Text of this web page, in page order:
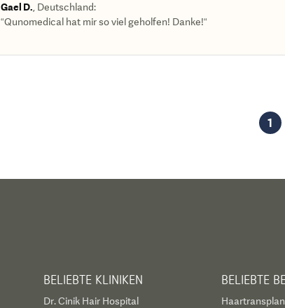
Gael D. Deutschland:
“Qunomedical hat mir so viel geholfen! Danke!“
1
BELIEBTE KLINIKEN
Dr. Cinik Hair Hospital
BELIEBTE